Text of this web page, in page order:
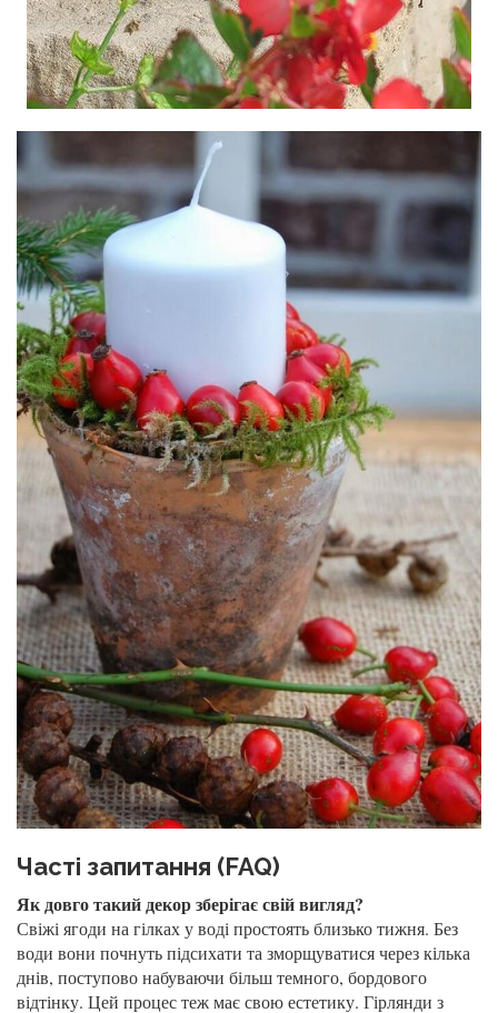
Часті запитання (FAQ)
Як довго такий декор зберігає свій вигляд?
Свіжі ягоди на гілках у воді простоять близько тижня. Без
води вони почнуть підсихати та зморщуватися через кілька
днів, поступово набуваючи більш темного, бордового
відтінку. Цей процес теж має свою естетику. Гірлянди з